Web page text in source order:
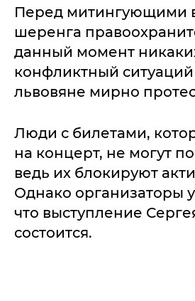
Перед митингующими
шеренга
данный момент
конфликтный ситуаций
львовяне мирно
Люди с билетами,
на концерт, не могут
ведь их блокируют
Однако организаторы
что выступление
состоится.